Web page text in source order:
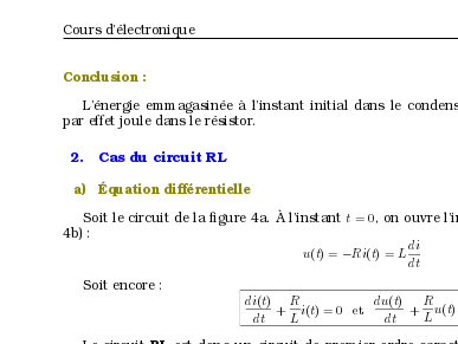
Cours d’électronique
Conclusion :
L’énergie emmagasinée à l’instant initial dans le
par effet joule dans le résistor.
2. Cas du circuit RL
a) Équation différentielle
Soit le circuit de la ﬁgure 4a. À l’instant t = 0, on ouvre
4b) :
u(t) = −Ri(t) = L
di
dt
Soit encore :
di(t)
dt
+
R
L
i(t) = 0 et
du(t)
dt
+
R
L
u(t)